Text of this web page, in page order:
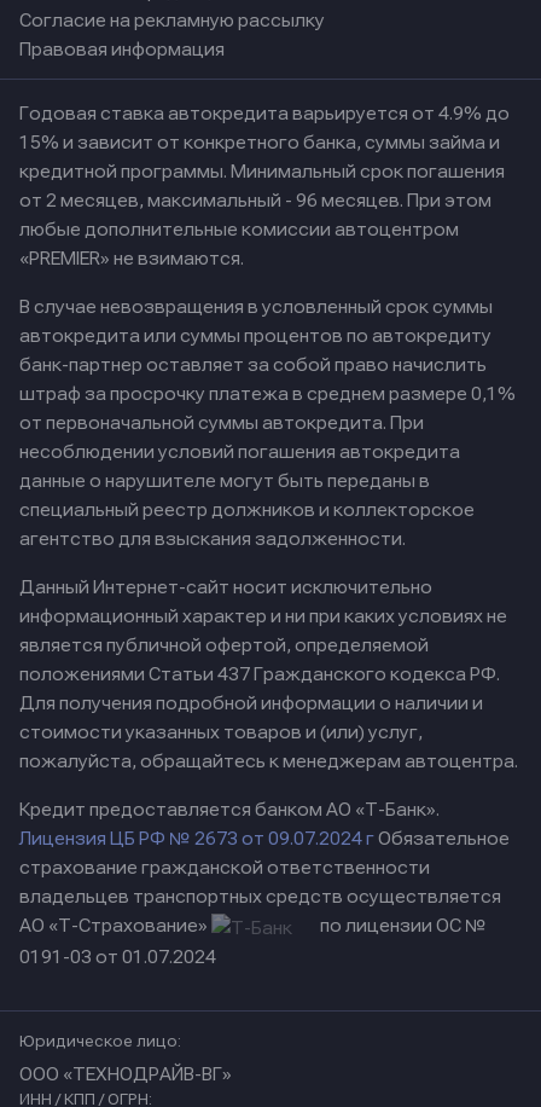
Согласие на рекламную рассылку
Правовая информация
Годовая ставка автокредита варьируется от 4.9% до
15% и зависит от конкретного банка, суммы займа и
кредитной программы. Минимальный срок погашения
от 2 месяцев, максимальный - 96 месяцев. При этом
любые дополнительные комиссии автоцентром
«PREMIER» не взимаются.
В случае невозвращения в условленный срок суммы
автокредита или суммы процентов по автокредиту
банк-партнер оставляет за собой право начислить
штраф за просрочку платежа в среднем размере 0,1%
от первоначальной суммы автокредита. При
несоблюдении условий погашения автокредита
данные о нарушителе могут быть переданы в
специальный реестр должников и коллекторское
агентство для взыскания задолженности.
Данный Интернет-сайт носит исключительно
информационный характер и ни при каких условиях не
является публичной офертой, определяемой
положениями Статьи 437 Гражданского кодекса РФ.
Для получения подробной информации о наличии и
стоимости указанных товаров и (или) услуг,
пожалуйста, обращайтесь к менеджерам автоцентра.
Кредит предоставляется банком АО «Т-Банк».
Лицензия ЦБ РФ № 2673 от 09.07.2024 гОбязательное
страхование гражданской ответственности
владельцев транспортных средств осуществляется
АО «Т-Страхование»
по лицензии ОС №
0191-03 от 01.07.2024
Юридическое лицо:
ООО «ТЕХНОДРАЙВ-ВГ»
ИНН / КПП / ОГРН: